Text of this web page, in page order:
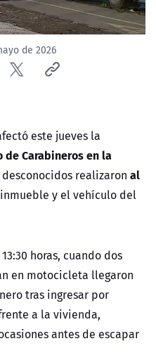
de 2026
este jueves la
Carabineros en la
realizaron al
y el vehículo del
horas, cuando dos
en motocicleta llegaron
tras ingresar por
a la vivienda,
antes de escapar